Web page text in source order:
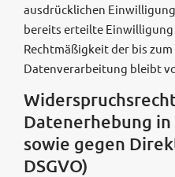
ausdrücklichen
bereits erteilte
Rechtmäßigkeit der bis
Datenverarbeitung bleibt
Datenerhebung
sowie gegen
DSGVO)